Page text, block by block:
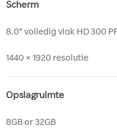
Scherm
8.0” volledig vlak HD 300
1440 × 1920 resolutie
Opslagruimte
8GB or 32GB